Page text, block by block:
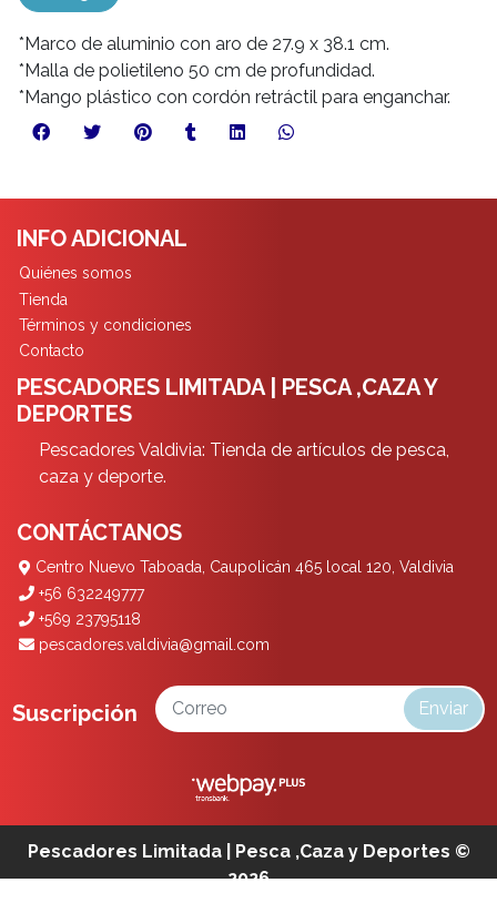
*Marco de aluminio con aro de 27.9 x 38.1 cm.
*Malla de polietileno 50 cm de profundidad.
*Mango plástico con cordón retráctil para enganchar.
INFO ADICIONAL
Quiénes somos
Tienda
Términos y condiciones
Contacto
PESCADORES LIMITADA | PESCA ,CAZA Y
DEPORTES
Pescadores Valdivia: Tienda de artículos de pesca,
caza y deporte.
CONTÁCTANOS
Centro Nuevo Taboada, Caupolicán 465 local 120, Valdivia
+56 632249777
+569 23795118
pescadores.valdivia@gmail.com
Suscripción Enviar
Pescadores Limitada | Pesca ,Caza y Deportes ©
2026